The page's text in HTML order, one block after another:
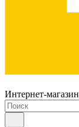
Интернет-магазин